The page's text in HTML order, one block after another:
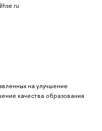
на улучшение
качества образования